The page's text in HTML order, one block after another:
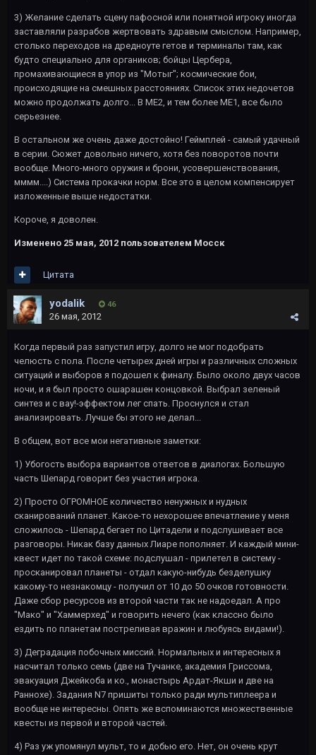
3) Желание сделать сцену пафосной или понятной игроку иногда
заставляли разрабов жертвовать здравым смыслом. Например,
столько переходов на дредноуте гетов и терминалы там, как
будто специально для органиков; бойцы Цербера,
промахивающиеся в упор из "Мотыг"; космические бои,
происходящие на смешных расстояниях. Список этих недочетов
можно продолжать долго... В МЕ2, и тем более МЕ1, все было
серьезнее.
В остальном же очень даже достойно! Геймплей - самый удачный
в серии. Сюжет довольно ничего, хотя без поворотов почти
вообще. Много-много оружия и брони, усовершенствования,
мммм....) Система прокачки норм. Все это в целом компенсирует
изложенные выше недостатки.
Короче, я доволен.
Изменено 25 мая, 2012 пользователем Мосск
Цитата
yodalik 46
26 мая, 2012
Когда первый раз запустил игру, долго не мог подобрать
челюсть с пола. После четырех дней игры и различных сложных
ситуаций и выборов я подошел к финалу. Было около двух часов
ночи, и я был просто ошарашен концовкой. Выбрал зеленый
синтез и с вау!-эффектом лег спать. Проснулся и стал
анализировать. Лучше бы этого не делал...
В общем, вот все мои негативные заметки:
1) Убогость выбора вариантов ответов в диалогах. Большую
часть Шепард говорит без участия игрока.
2) Просто ОГРОМНОЕ количество ненужных и нудных
сканирований планет. Какое-то нехорошее впечатление у меня
сложилось - Шепард бегает по Цитадели и подслушивает все
разговоры. Никак базу данных Лиаре пополняет. И каждый мини-
квест идет по такой схеме: подслушал - прилетел в систему -
просканировал планеты - отдал какую-нибудь безделушку
какому-то незнакомцу - получил от 10 до 50 очков готовности.
Даже сбор ресурсов из второй части так не надоедал. А про
"Мако" и "Хаммерхед" и говорить нечего (как классно было
ездить по планетам постреливая вражин и любуясь видами!).
3) Деградация побочных миссий. Нормальных и интересных я
насчитал только семь (две на Тучанке, академия Гриссома,
эвакуация Джейкоба и ко., монастырь Ардат-Якши и две на
Раннохе). Задания N7 пришиты только ради мультиплеера и
вообще не интересны. Опять же вспоминаются множественные
квесты из первой и второй частей.
4) Раз уж упомянул мульт, то и добью его. Нет, он очень крут